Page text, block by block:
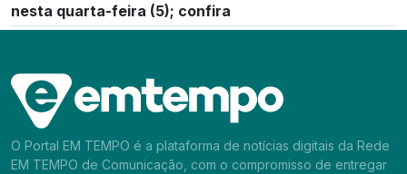
nesta quarta-feira (5); confira
O Portal EM TEMPO é a plataforma de notícias digitais da Rede
EM TEMPO de Comunicação, com o compromisso de entregar